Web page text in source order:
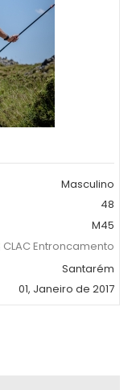
Masculino
48
M45
CLAC Entroncamento
Santarém
01, Janeiro de 2017